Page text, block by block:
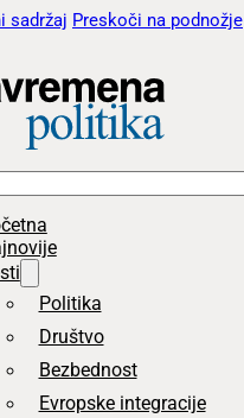
sadržaj Preskoči na podnožje
Politika
Društvo
Bezbednost
Evropske integracije